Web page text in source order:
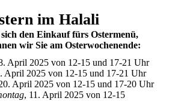
im Halali
sich den Einkauf fürs Ostermenü,
wir Sie am Osterwochenende:
April 2025 von 12-15 und 17-21 Uhr
April 2025 von 12-15 und 17-21 Uhr
April 2025 von 12-15 und 17-20 Uhr
, 11. April 2025 von 12-15